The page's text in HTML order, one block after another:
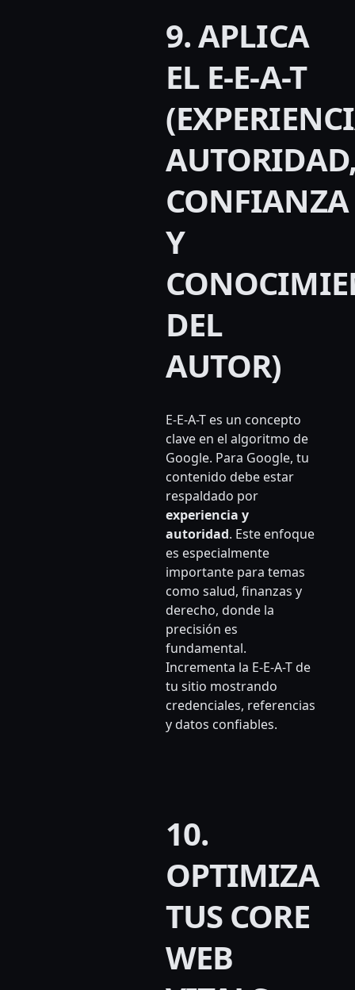
9. APLICA
EL E-E-A-T
CONFIANZA
Y
DEL
AUTOR)
E-E-A-T es un concepto
clave en el algoritmo de
Google. Para Google, tu
contenido debe estar
respaldado por
experiencia y
autoridad. Este enfoque
es especialmente
importante para temas
como salud, finanzas y
derecho, donde la
precisión es
fundamental.
Incrementa la E-E-A-T de
tu sitio mostrando
credenciales, referencias
y datos confiables.
10.
OPTIMIZA
TUS CORE
WEB